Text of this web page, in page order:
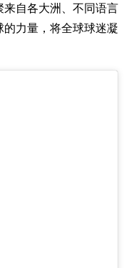
来自各大洲、不同语言
力量，将全球球迷凝